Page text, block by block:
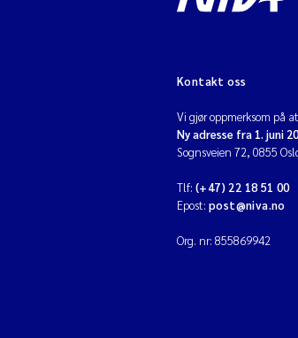
Kontakt oss
Vi gjør oppmerksom på
Ny adresse fra 1. juni
Sognsveien 72, 0855
Tlf: (+47) 22 18 51 00
Epost: post@niva.no
Org. nr: 855869942